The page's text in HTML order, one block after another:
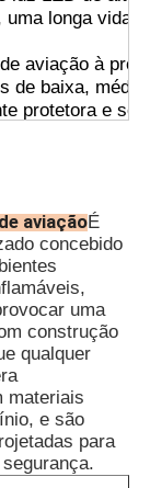
uma longa vida
aviação à
de baixa,
protetora e
equipado com
várias luzes.
automático de
se durante o
fios está
e a
tubos de aço
e gás
de
aviaçãoÉ
concebido
uma
construção
qualquer
materiais
e são
para